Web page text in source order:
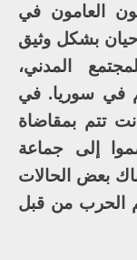
العامون في
بشكل وثيق
المدني،
في سوريا. في
تتم بمقاضاة
إلى جماعة
بعض الحالات
الحرب من قبل